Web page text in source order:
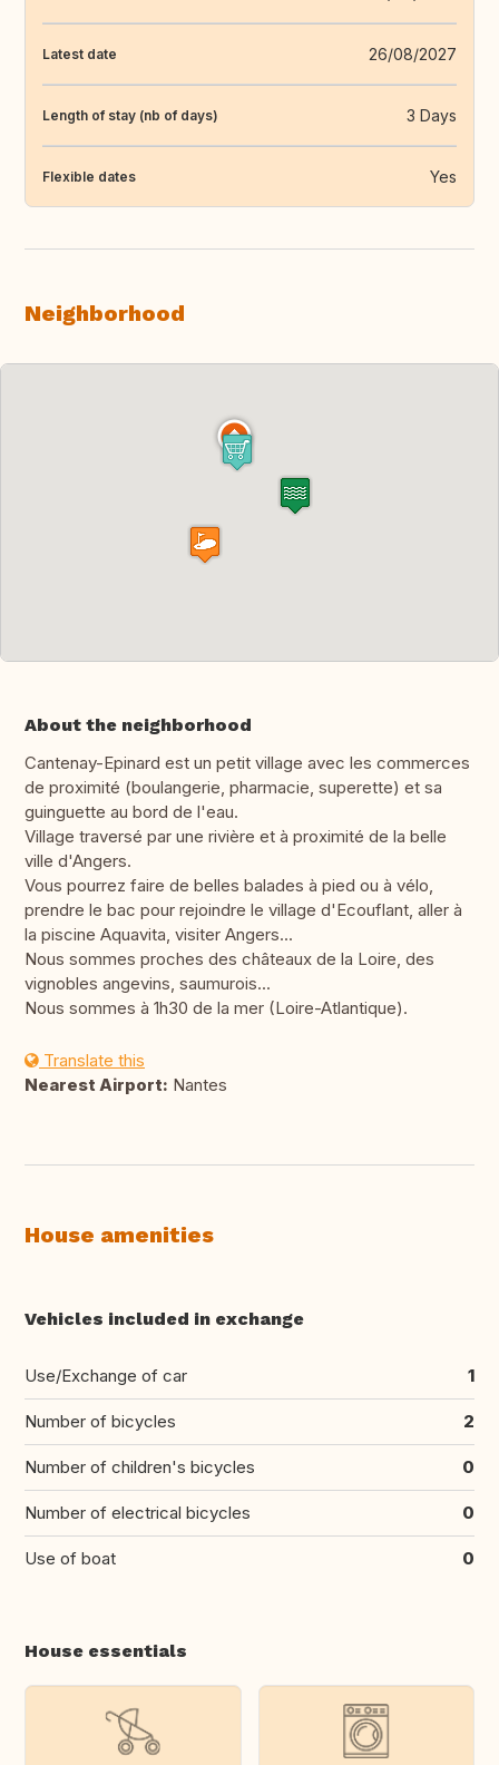
Latest date 26/08/2027
Length of stay (nb of days) 3 Days
Flexible dates Yes
Neighborhood
About the neighborhood
Cantenay-Epinard est un petit village avec les commerces
de proximité (boulangerie, pharmacie, superette) et sa
guinguette au bord de l'eau.
Village traversé par une rivière et à proximité de la belle
ville d'Angers.
Vous pourrez faire de belles balades à pied ou à vélo,
prendre le bac pour rejoindre le village d'Ecouflant, aller à
la piscine Aquavita, visiter Angers...
Nous sommes proches des châteaux de la Loire, des
vignobles angevins, saumurois...
Nous sommes à 1h30 de la mer (Loire-Atlantique).
Translate this
Nearest Airport: Nantes
House amenities
Vehicles included in exchange
Use/Exchange of car 1
Number of bicycles 2
Number of children's bicycles 0
Number of electrical bicycles 0
Use of boat 0
House essentials